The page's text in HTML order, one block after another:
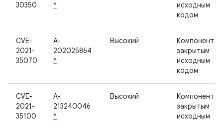
30350
*
исходным
кодом
CVE-
2021-
35070
A-
202025864
*
Высокий
Компонент с
закрытым
исходным
кодом
CVE-
2021-
35100
A-
213240046
*
Высокий
Компонент с
закрытым
исходным